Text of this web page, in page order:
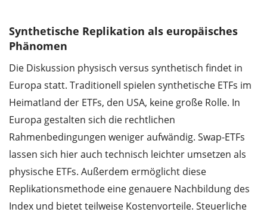
Synthetische Replikation als europäisches
Phänomen
Die Diskussion physisch versus synthetisch findet in
Europa statt. Traditionell spielen synthetische ETFs im
Heimatland der ETFs, den USA, keine große Rolle. In
Europa gestalten sich die rechtlichen
Rahmenbedingungen weniger aufwändig. Swap-ETFs
lassen sich hier auch technisch leichter umsetzen als
physische ETFs. Außerdem ermöglicht diese
Replikationsmethode eine genauere Nachbildung des
Index und bietet teilweise Kostenvorteile. Steuerliche